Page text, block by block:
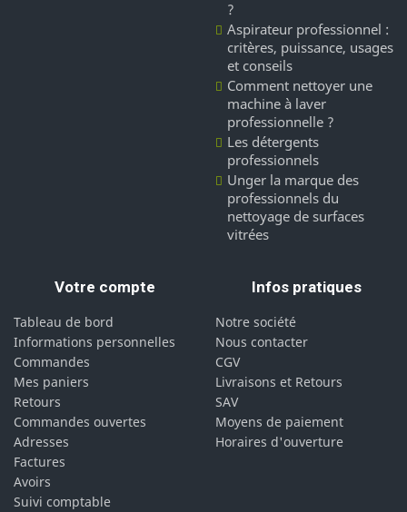
?
Aspirateur professionnel :
critères, puissance, usages
et conseils
Comment nettoyer une
machine à laver
professionnelle ?
Les détergents
professionnels
Unger la marque des
professionnels du
nettoyage de surfaces
vitrées
Votre compte
Tableau de bord
Informations personnelles
Commandes
Mes paniers
Retours
Commandes ouvertes
Adresses
Factures
Avoirs
Suivi comptable
Infos pratiques
Notre société
Nous contacter
CGV
Livraisons et Retours
SAV
Moyens de paiement
Horaires d'ouverture